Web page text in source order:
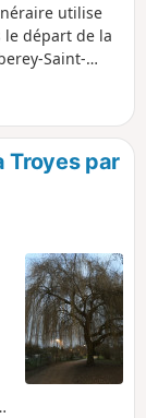
utilise
départ de la
Saint-
Villas, à
Troyes par